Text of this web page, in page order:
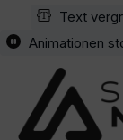
Hauptinhalt
Zur Suche
Zur Text
Animationen